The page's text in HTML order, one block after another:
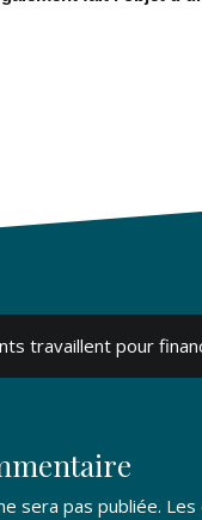
travaillent pour
sera pas publiée. Les